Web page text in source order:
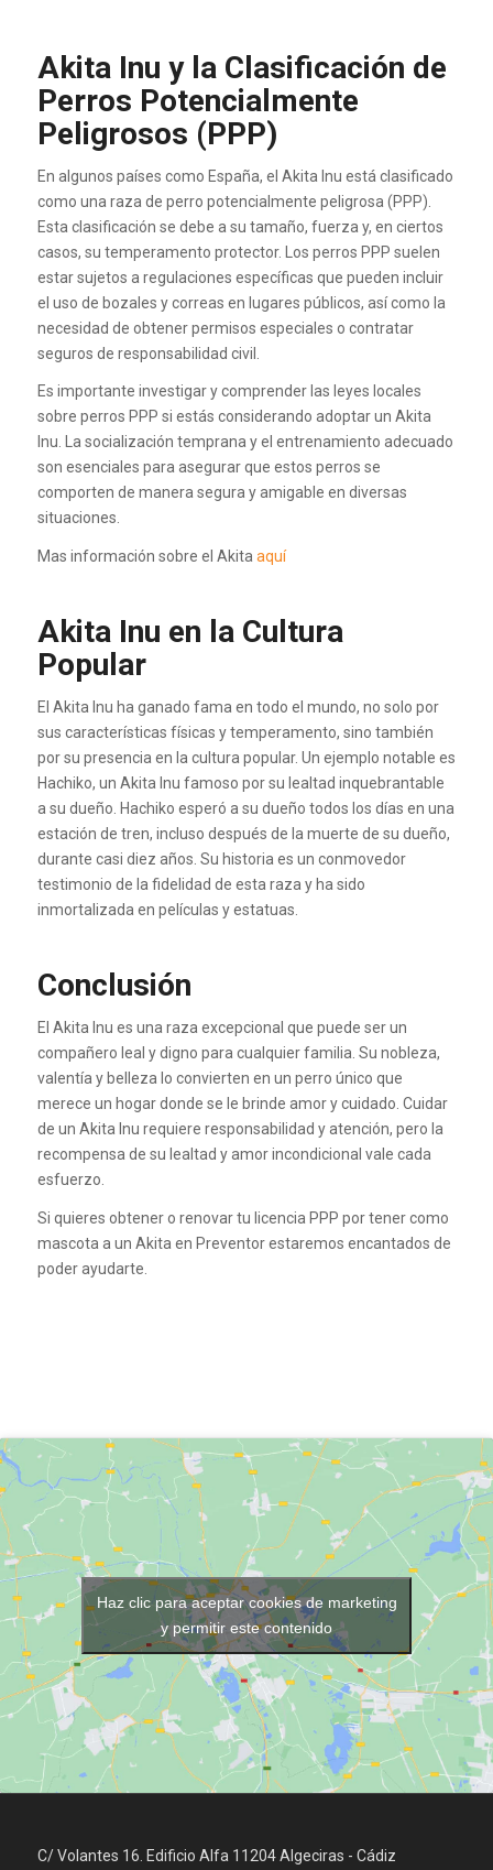
Akita Inu y la Clasificación de
Perros Potencialmente
Peligrosos (PPP)
En algunos países como España, el Akita Inu está clasificado
como una raza de perro potencialmente peligrosa (PPP).
Esta clasificación se debe a su tamaño, fuerza y, en ciertos
casos, su temperamento protector. Los perros PPP suelen
estar sujetos a regulaciones específicas que pueden incluir
el uso de bozales y correas en lugares públicos, así como la
necesidad de obtener permisos especiales o contratar
seguros de responsabilidad civil.
Es importante investigar y comprender las leyes locales
sobre perros PPP si estás considerando adoptar un Akita
Inu. La socialización temprana y el entrenamiento adecuado
son esenciales para asegurar que estos perros se
comporten de manera segura y amigable en diversas
situaciones.
Mas información sobre el Akitaaquí
Akita Inu en la Cultura
Popular
El Akita Inu ha ganado fama en todo el mundo, no solo por
sus características físicas y temperamento, sino también
por su presencia en la cultura popular. Un ejemplo notable es
Hachiko, un Akita Inu famoso por su lealtad inquebrantable
a su dueño. Hachiko esperó a su dueño todos los días en una
estación de tren, incluso después de la muerte de su dueño,
durante casi diez años. Su historia es un conmovedor
testimonio de la fidelidad de esta raza y ha sido
inmortalizada en películas y estatuas.
Conclusión
El Akita Inu es una raza excepcional que puede ser un
compañero leal y digno para cualquier familia. Su nobleza,
valentía y belleza lo convierten en un perro único que
merece un hogar donde se le brinde amor y cuidado. Cuidar
de un Akita Inu requiere responsabilidad y atención, pero la
recompensa de su lealtad y amor incondicional vale cada
esfuerzo.
Si quieres obtener o renovar tu licencia PPP por tener como
mascota a un Akita en Preventor estaremos encantados de
poder ayudarte.
Haz clic para aceptar cookies de marketing
y permitir este contenido
C/ Volantes 16. Edificio Alfa 11204 Algeciras - Cádiz